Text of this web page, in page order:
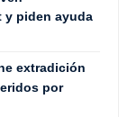
y piden ayuda
extradición
por